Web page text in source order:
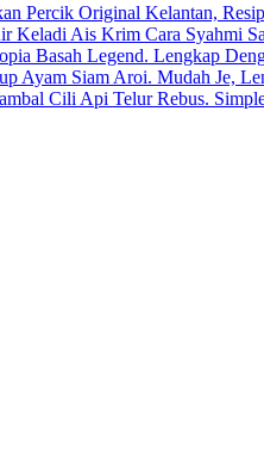
Percik Original Kelantan,
Keladi Ais Krim Cara Syahmi
Basah Legend. Lengkap
Ayam Siam Aroi. Mudah Je,
Cili Api Telur Rebus.